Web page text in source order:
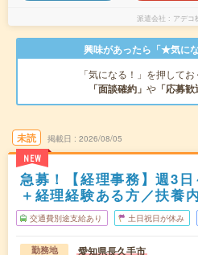
派遣会社 アデコ
興味があったら「★気に
「気になる！」を押して
「面談確約」 や 「応募歓
未読
NEW
掲載日 2026/08/05
急募！【経理事務】週3
＋経理経験ある方／扶養
交通費別途支給あり 土日祝日が休み
勤務地 愛知県長久手市